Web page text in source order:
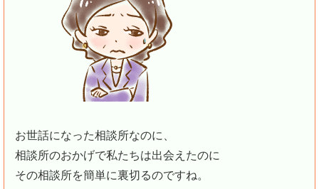
お世話になった相談所なのに、
相談所のおかげで私たちは出会えたのに
その相談所を簡単に裏切るのですね。